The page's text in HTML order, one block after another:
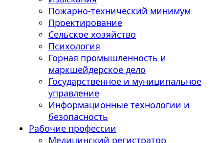
Пожарно-технический минимум
Проектирование
Сельское хозяйство
Психология
Горная промышленность и
маркшейдерское дело
Государственное и муниципальное
управление
Информационные технологии и
безопасность
Рабочие профессии
Медицинский регистратор